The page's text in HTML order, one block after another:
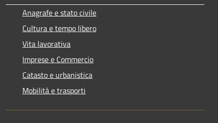
Anagrafe e stato civile
Cultura e tempo libero
Vita lavorativa
Imprese e Commercio
Catasto e urbanistica
Mobilità e trasporti